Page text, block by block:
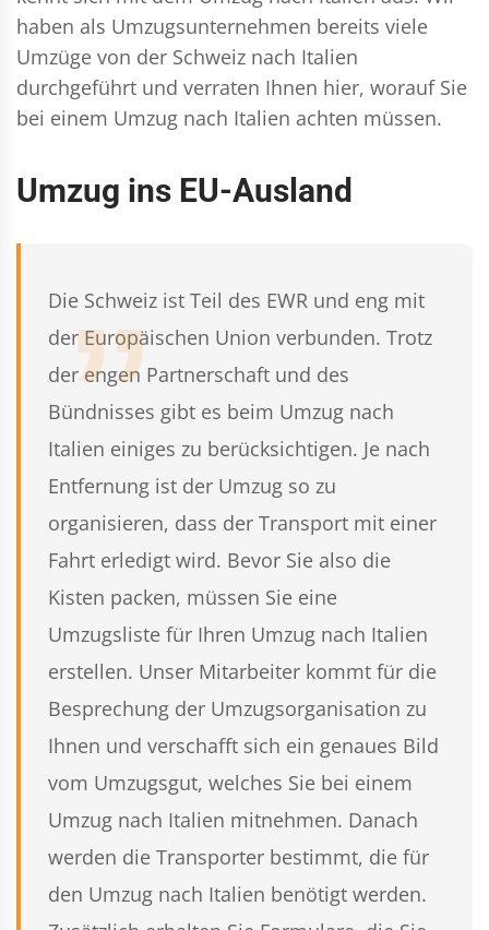
haben als Umzugsunternehmen bereits viele
Umzüge von der Schweiz nach Italien
durchgeführt und verraten Ihnen hier, worauf Sie
bei einem Umzug nach Italien achten müssen.
Umzug ins EU-Ausland
Die Schweiz ist Teil des EWR und eng mit
der Europäischen Union verbunden. Trotz
der engen Partnerschaft und des
Bündnisses gibt es beim Umzug nach
Italien einiges zu berücksichtigen. Je nach
Entfernung ist der Umzug so zu
organisieren, dass der Transport mit einer
Fahrt erledigt wird. Bevor Sie also die
Kisten packen, müssen Sie eine
Umzugsliste für Ihren Umzug nach Italien
erstellen. Unser Mitarbeiter kommt für die
Besprechung der Umzugsorganisation zu
Ihnen und verschafft sich ein genaues Bild
vom Umzugsgut, welches Sie bei einem
Umzug nach Italien mitnehmen. Danach
werden die Transporter bestimmt, die für
den Umzug nach Italien benötigt werden.